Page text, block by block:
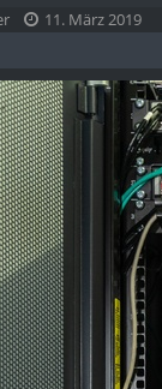
11. März 2019